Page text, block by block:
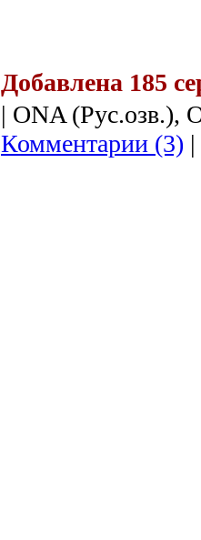
Добавлена 185
| ONA (Рус.озв.),
Комментарии (3) |